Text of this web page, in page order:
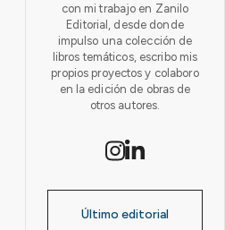
con mi trabajo en Zanilo
Editorial, desde donde
impulso una colección de
libros temáticos, escribo mis
propios proyectos y colaboro
en la edición de obras de
otros autores.
Último editorial